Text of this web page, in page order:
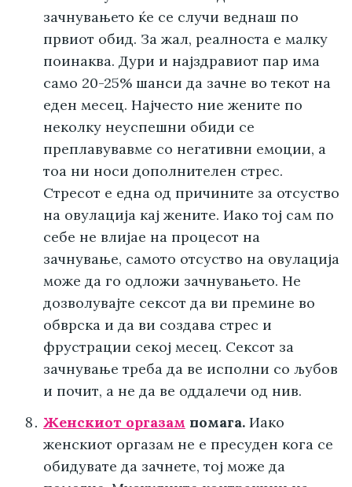
зачнувањето ќе се случи веднаш по
првиот обид. За жал, реалноста е малку
поинаква. Дури и најздравиот пар има
само 20-25% шанси да зачне во текот на
еден месец. Најчесто ние жените по
неколку неуспешни обиди се
преплавувавме со негативни емоции, а
тоа ни носи дополнителен стрес.
Стресот е една од причините за отсуство
на овулација кај жените. Иако тој сам по
себе не влијае на процесот на
зачнување, самото отсуство на овулација
може да го одложи зачнувањето. Не
дозволувајте сексот да ви премине во
обврска и да ви создава стрес и
фрустрации секој месец. Сексот за
зачнување треба да ве исполни со љубов
и почит, а не да ве оддалечи од нив.
Женскиот оргазам помага. Иако
женскиот оргазам не е пресуден кога се
обидувате да зачнете, тој може да